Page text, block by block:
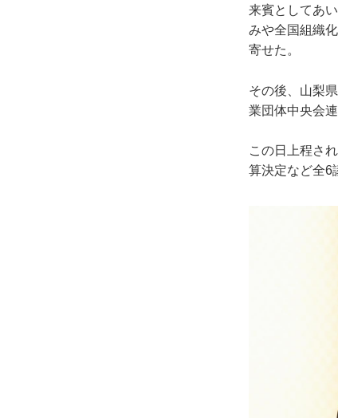
来賓としてあ
みや全国組織
寄せた。
その後、山梨
業団体中央会
この日上程さ
算決定など全6